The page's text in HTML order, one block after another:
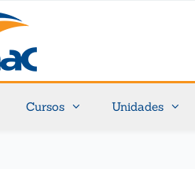
Cursos Unidades